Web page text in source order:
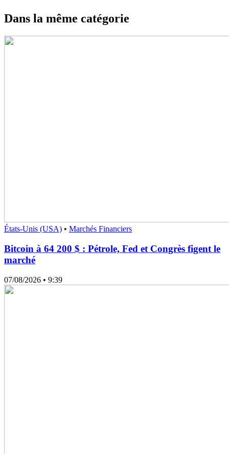
Dans la même catégorie
États-Unis (USA) • Marchés Financiers
Bitcoin à 64 200 $ : Pétrole, Fed et Congrès figent le
marché
07/08/2026 • 9:39